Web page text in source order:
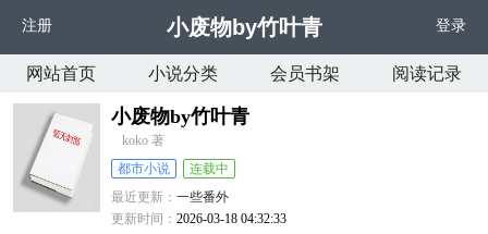
注册 小废物by竹叶青 登录
网站首页 小说分类 会员书架 阅读记录
小废物by竹叶青
koko 著
都市小说
连载中
最近更新：一些番外
更新时间：2026-03-18 04:32:33